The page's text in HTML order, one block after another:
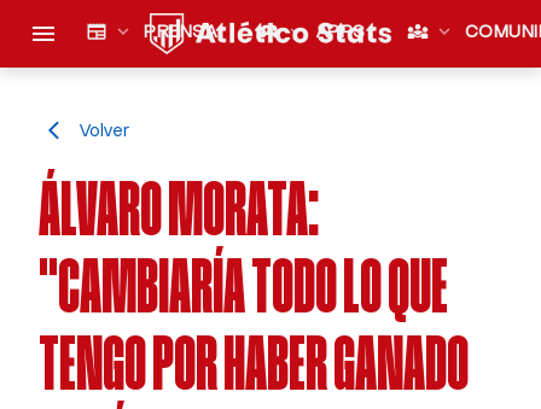
menu newspaper expand_more PRENSA sports_esports expand_more APPS diversity_3 expand_more
arrow_back_ios Volver
ÁLVARO MORATA:
"CAMBIARÍA TODO LO QUE
TENGO POR HABER GANADO